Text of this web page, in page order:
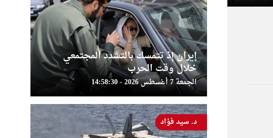
إيران إذ تتمسك بالتشدد المجتمعي
خلال وقت الحرب
الجمعة 7 أغسطس 2026 - 14:58:30
د. سيد فؤاد